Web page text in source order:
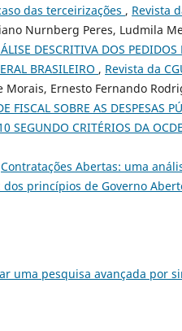
das terceirizações , Revista
Nurnberg Peres, Ludmila
DESCRITIVA DOS
BRASILEIRO , Revista da
Morais, Ernesto Fernando
FISCAL SOBRE AS DESPESAS
SEGUNDO CRITÉRIOS DA OCDE
Contratações Abertas: uma
dos princípios de Governo
uma pesquisa avançada por